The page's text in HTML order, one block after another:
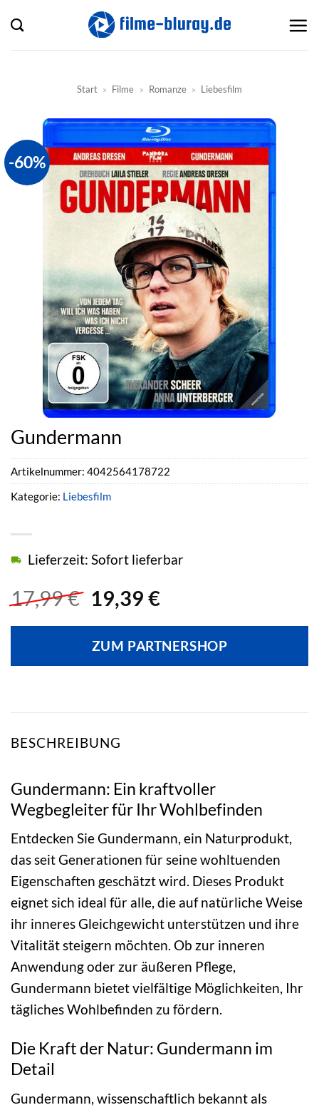
Inhalt
springen
Start » Filme » Romanze » Liebesfilm
-60%
Gundermann
17,99€ Ursprünglicher
war:
17,99 €
19,39 €Aktueller
ist:
19,39 €.
Lieferzeit: Sofort lieferbar
ZUM PARTNERSHOP
Artikelnummer: 4042564178722
Kategorie: Liebesfilm
BESCHREIBUNG
Gundermann: Ein kraftvoller
Wegbegleiter für Ihr Wohlbefinden
Entdecken Sie Gundermann, ein Naturprodukt,
das seit Generationen für seine wohltuenden
Eigenschaften geschätzt wird. Dieses Produkt
eignet sich ideal für alle, die auf natürliche Weise
ihr inneres Gleichgewicht unterstützen und ihre
Vitalität steigern möchten. Ob zur inneren
Anwendung oder zur äußeren Pflege,
Gundermann bietet vielfältige Möglichkeiten, Ihr
tägliches Wohlbefinden zu fördern.
Die Kraft der Natur: Gundermann im
Detail
Gundermann, wissenschaftlich bekannt als